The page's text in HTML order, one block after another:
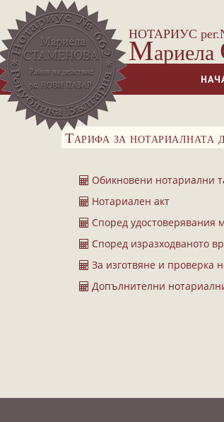
НОТАРИУС
Мариела
Тарифа за нотариалната
Обикновени нотариални
Нотариален акт
Според удостоверявания
Според изразходваното
За изготвяне и проверка
Допълнителни